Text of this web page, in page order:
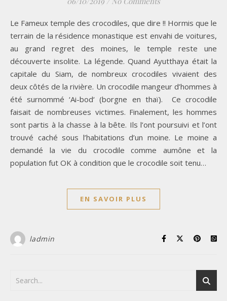
Le Fameux temple des crocodiles, que dire !! Hormis que le
terrain de la résidence monastique est envahi de voitures,
au grand regret des moines, le temple reste une
découverte insolite. La légende. Quand Ayutthaya était la
capitale du Siam, de nombreux crocodiles vivaient des
deux côtés de la rivière. Un crocodile mangeur d’hommes à
été surnommé ‘Ai-bod‘ (borgne en thaï). Ce crocodile
faisait de nombreuses victimes. Finalement, les hommes
sont partis à la chasse à la bête. Ils l’ont poursuivi et l’ont
trouvé caché sous l’habitations d’un moine. Le moine a
demandé la vie du crocodile comme aumône et la
population fut OK à condition que le crocodile soit tenu…
EN SAVOIR PLUS
ladmin